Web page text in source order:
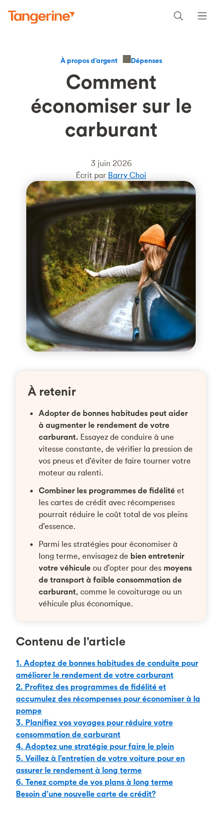
À propos d’argent Dépenses
Comment
économiser sur le
carburant
3 juin 2026
Écrit par Barry Choi
À retenir
Adopter de bonnes habitudes peut aider
à augmenter le rendement de votre
carburant. Essayez de conduire à une
vitesse constante, de vérifier la pression de
vos pneus et d’éviter de faire tourner votre
moteur au ralenti.
Combiner les programmes de fidélité et
les cartes de crédit avec récompenses
pourrait réduire le coût total de vos pleins
d’essence.
Parmi les stratégies pour économiser à
long terme, envisagez de bien entretenir
votre véhiculeou d’opter pour des moyens
de transport à faible consommation de
carburant, comme le covoiturage ou un
véhicule plus économique.
Contenu de l'article
1. Adoptez de bonnes habitudes de conduite pour
améliorer le rendement de votre carburant
2. Profitez des programmes de fidélité et
accumulez des récompenses pour économiser à la
pompe
3. Planifiez vos voyages pour réduire votre
consommation de carburant
4. Adoptez une stratégie pour faire le plein
5. Veillez à l’entretien de votre voiture pour en
assurer le rendement à long terme
6. Tenez compte de vos plans à long terme
Besoin d’une nouvelle carte de crédit?